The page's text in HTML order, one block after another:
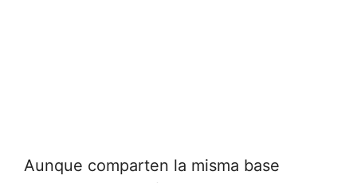
Aunque comparten la misma base